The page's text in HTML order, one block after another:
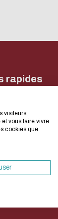
ça
Internet dans
à votre
son Mode
et vous
rapides
des
visiteurs,
vous faire vivre
cookies que